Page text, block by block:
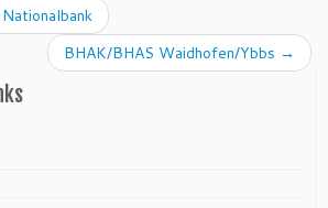
BHAK/BHAS Waidhofen/Ybbs →